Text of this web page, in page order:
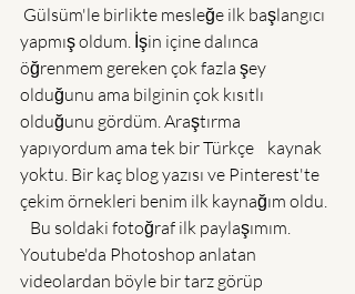
Gülsüm'le birlikte mesleğe ilk başlangıcı
yapmış oldum. İşin içine dalınca
öğrenmem gereken çok fazla şey
olduğunu ama bilginin çok kısıtlı
olduğunu gördüm. Araştırma
yapıyordum ama tek bir Türkçe    kaynak
yoktu. Bir kaç blog yazısı ve Pinterest'te
çekim örnekleri benim ilk kaynağım oldu.
Bu soldaki fotoğraf ilk paylaşımım.
Youtube'da Photoshop anlatan
videolardan böyle bir tarz görüp